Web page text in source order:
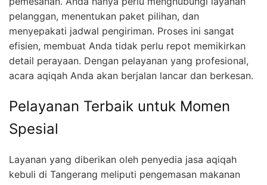
pelanggan, menentukan paket pilihan, dan
menyepakati jadwal pengiriman. Proses ini sangat
efisien, membuat Anda tidak perlu repot memikirkan
detail perayaan. Dengan pelayanan yang profesional,
acara aqiqah Anda akan berjalan lancar dan berkesan.
Pelayanan Terbaik untuk Momen
Spesial
Layanan yang diberikan oleh penyedia jasa aqiqah
kebuli di Tangerang meliputi pengemasan makanan